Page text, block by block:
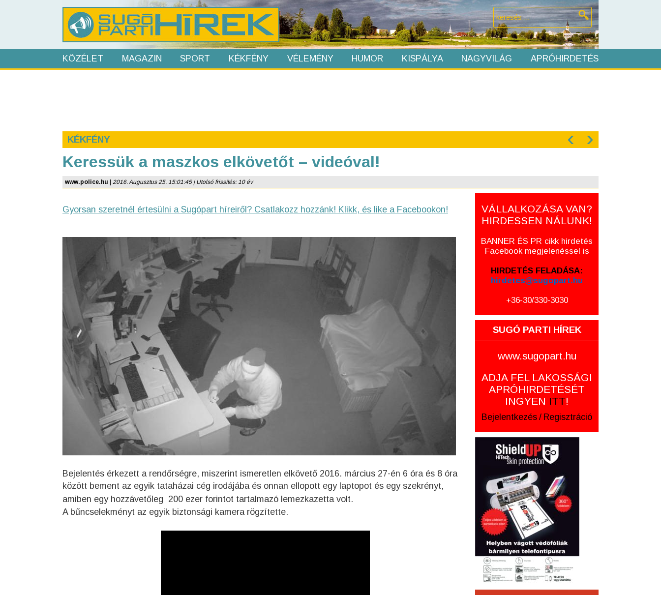
KÖZÉLET MAGAZIN SPORT KÉKFÉNY VÉLEMÉNY HUMOR KISPÁLYA NAGYVILÁG APRÓHIRDETÉS
KÉKFÉNY ‹ ›
Keressük a maszkos elkövetőt – videóval!
www.police.hu 2016. Augusztus 25. 15:01:45 | Utolsó frissítés: 10 év
Gyorsan szeretnél értesülni a Sugópart híreiről? Csatlakozz hozzánk! Klikk, és like a Facebookon!
Bejelentés érkezett a rendőrségre, miszerint ismeretlen elkövető 2016. március 27-én 6 óra és 8 óra
között bement az egyik tataházai cég irodájába és onnan ellopott egy laptopot és egy szekrényt,
amiben egy hozzávetőleg 200 ezer forintot tartalmazó lemezkazetta volt.
A bűncselekményt az egyik biztonsági kamera rögzítette.
VÁLLALKOZÁSA VAN?
HIRDESSEN NÁLUNK!
BANNER ÉS PR cikk hirdetés
Facebook megjelenéssel is
HIRDETÉS FELADÁSA:
hirdetes@sugopart.hu
+36-30/330-3030
SUGÓ PARTI HÍREK
www.sugopart.hu
ADJA FEL LAKOSSÁGI
APRÓHIRDETÉSÉT
INGYEN ITT!
Bejelentkezés / Regisztráció